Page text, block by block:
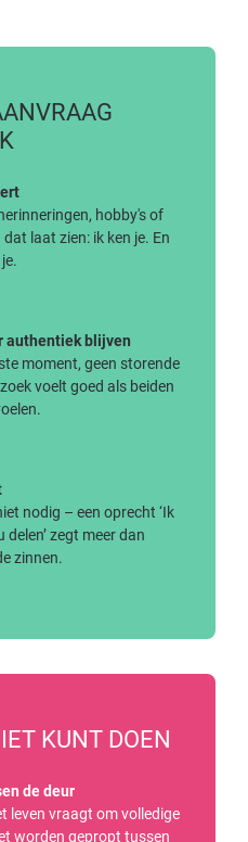
hobby's of
laat zien: ik ken je. En
authentiek blijven
moment, geen storende
voelt goed als beiden
nodig – een oprecht ‘Ik
zegt meer dan
zinnen.
KUNT DOEN
de deur
leven vraagt om volledige
worden gepropt tussen